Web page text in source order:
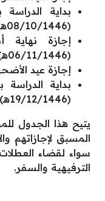
(08/10/1446هـ).
(06/11/1446هـ).
إجازة عيد الأضحى: 30 مايو 2025 (03/12/
(19/12/1446هـ).
يتيح هذا الجدول
المسبق لإجازاتهم
سواء لقضاء
الترفيهية والسفر.